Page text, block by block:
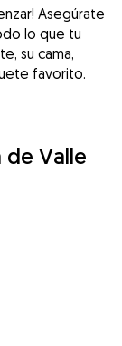
Asegúrate
lo que tu
su cama,
favorito.
de Valle